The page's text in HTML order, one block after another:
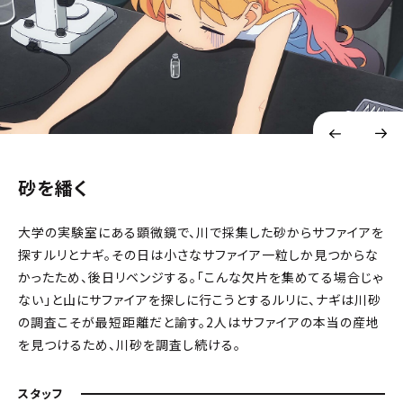
砂を繙く
大学の実験室にある顕微鏡で、川で採集した砂からサファイアを
探すルリとナギ。その日は小さなサファイア一粒しか見つからな
かったため、後日リベンジする。「こんな欠片を集めてる場合じゃ
ない」と山にサファイアを探しに行こうとするルリに、ナギは川砂
の調査こそが最短距離だと諭す。2人はサファイアの本当の産地
を見つけるため、川砂を調査し続ける。
スタッフ